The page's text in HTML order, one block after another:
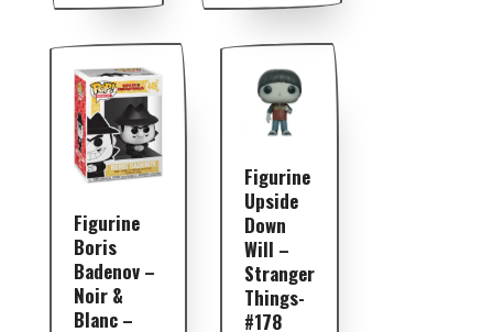
Figurine
Boris
Badenov –
Noir &
Blanc –
Figurine
Upside
Down
Will –
Stranger
Things-
#178